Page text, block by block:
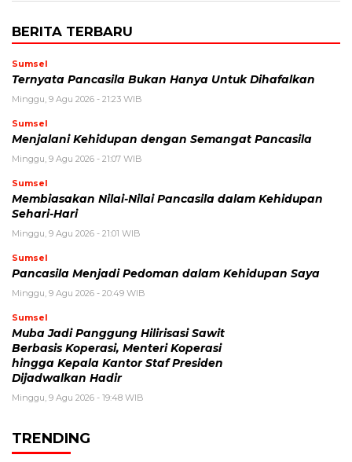
BERITA TERBARU
Sumsel
Ternyata Pancasila Bukan Hanya Untuk Dihafalkan
Minggu, 9 Agu 2026 - 21:23 WIB
Sumsel
Menjalani Kehidupan dengan Semangat Pancasila
Minggu, 9 Agu 2026 - 21:07 WIB
Sumsel
Membiasakan Nilai-Nilai Pancasila dalam Kehidupan
Sehari-Hari
Minggu, 9 Agu 2026 - 21:01 WIB
Sumsel
Pancasila Menjadi Pedoman dalam Kehidupan Saya
Minggu, 9 Agu 2026 - 20:49 WIB
Sumsel
Muba Jadi Panggung Hilirisasi Sawit
Berbasis Koperasi, Menteri Koperasi
hingga Kepala Kantor Staf Presiden
Dijadwalkan Hadir
Minggu, 9 Agu 2026 - 19:48 WIB
TRENDING